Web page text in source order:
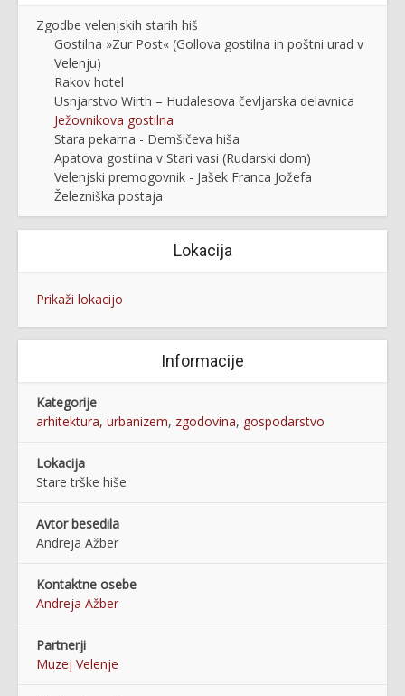
Zgodbe velenjskih starih hiš
Gostilna »Zur Post« (Gollova gostilna in poštni urad v
Velenju)
Rakov hotel
Usnjarstvo Wirth – Hudalesova čevljarska delavnica
Ježovnikova gostilna
Stara pekarna - Demšičeva hiša
Apatova gostilna v Stari vasi (Rudarski dom)
Velenjski premogovnik - Jašek Franca Jožefa
Železniška postaja
Lokacija
Prikaži lokacijo
Informacije
Kategorije
arhitektura, urbanizem, zgodovina, gospodarstvo
Lokacija
Stare trške hiše
Avtor besedila
Andreja Ažber
Kontaktne osebe
Andreja Ažber
Partnerji
Muzej Velenje